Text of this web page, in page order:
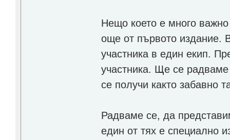
Нещо което е много
още от първото издание.
участника в един екип.
участника. Ще се
се получи както забавно
Радваме се, да
един от тях е специално